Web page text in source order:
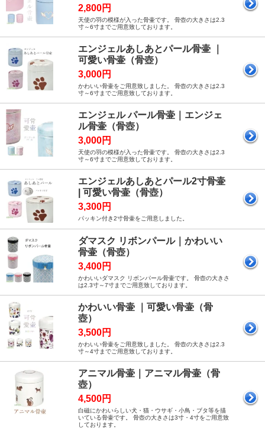
2,800円
天使の羽の模様が入った骨壷です。 骨壺の大きさは2.3
寸～6寸までご用意致しております。
エンジェルあしあとパール骨壷 ｜
可愛い骨壷（骨壺）
3,000円
かわいい骨壷をご用意致しました。 骨壺の大きさは2.3
寸～6寸までご用意致しております。
エンジェル パール骨壷｜エンジェ
ル骨壷（骨壺）
3,000円
天使の羽の模様が入った骨壷です。 骨壺の大きさは2.3
寸～6寸までご用意致しております。
エンジェルあしあとパール2寸骨壷
| 可愛い骨壷（骨壺）
3,300円
パッキン付き2寸骨壷をご用意しました。
ダマスク リボンパール｜かわいい
骨壷（骨壺）
3,400円
かわいいダマスク リボンパール骨壷です。 骨壺の大きさ
は2.3寸～7寸までご用意致しております。
かわいい骨壷 ｜可愛い骨壷（骨
壺）
3,500円
かわいい骨壷をご用意致しました。 骨壺の大きさは2.3
寸～4寸までご用意致しております。
アニマル骨壷｜アニマル骨壷（骨
壺）
4,500円
白磁にかわいらしい犬・猫・ウサギ・小鳥・ブタ等を描
いている骨壷です。 骨壺の大きさは3寸・4寸をご用意致
しております。